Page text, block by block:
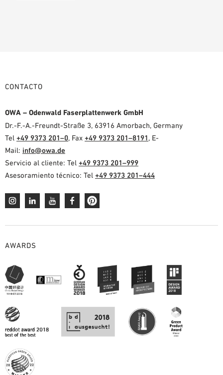
CONTACTO
OWA – Odenwald Faserplattenwerk GmbH
Dr.-F.-A.-Freundt-Straße 3, 63916 Amorbach, Germany
Tel +49 9373 201–0, Fax +49 9373 201–8191, E-
Mail: info@owa.de
Servicio al cliente: Tel +49 9373 201–999
Asesoramiento técnico: Tel +49 9373 201–444
AWARDS